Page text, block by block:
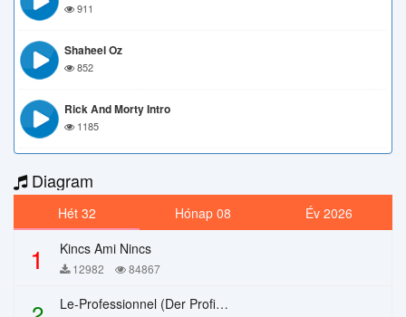
911
Shaheel Oz
852
Rick And Morty Intro
1185
Diagram
Hét 32 Hónap 08 Év 2026
1 Kincs Ami Nincs
12982 84867
Le-Professionnel (Der Profi) – Chi Mai